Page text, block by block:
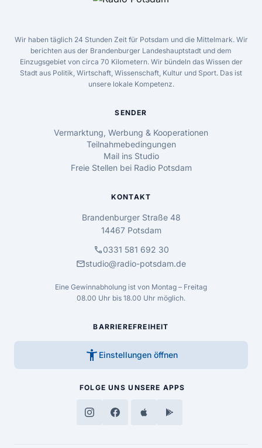
Wir haben täglich 24 Stunden Zeit für Potsdam und die Mittelmark. Wir
berichten aus der Brandenburger Landeshauptstadt und dem
Einzugsgebiet von circa 70 Kilometern. Wir bündeln das Wissen der
Stadt aus Politik, Wirtschaft, Wissenschaft, Kultur und Sport. Das ist
unsere lokale Kompetenz.
SENDER
Vermarktung, Werbung & Kooperationen
Teilnahmebedingungen
Mail ins Studio
Freie Stellen bei Radio Potsdam
KONTAKT
Brandenburger Straße 48
14467 Potsdam
call0331 581 692 30
mailstudio@radio-potsdam.de
Eine Gewinnabholung ist von Montag – Freitag
08.00 Uhr bis 18.00 Uhr möglich.
BARRIEREFREIHEIT
accessibility_new Einstellungen öffnen
FOLGE UNS UNSERE APPS